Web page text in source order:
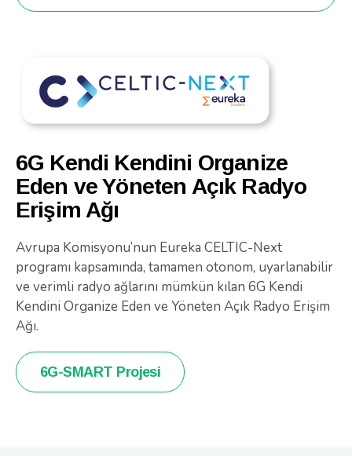
6G Kendi Kendini Organize
Eden ve Yöneten Açık Radyo
Erişim Ağı
Avrupa Komisyonu’nun Eureka CELTIC-Next
programı kapsamında, tamamen otonom, uyarlanabilir
ve verimli radyo ağlarını mümkün kılan 6G Kendi
Kendini Organize Eden ve Yöneten Açık Radyo Erişim
Ağı.
6G-SMART Projesi